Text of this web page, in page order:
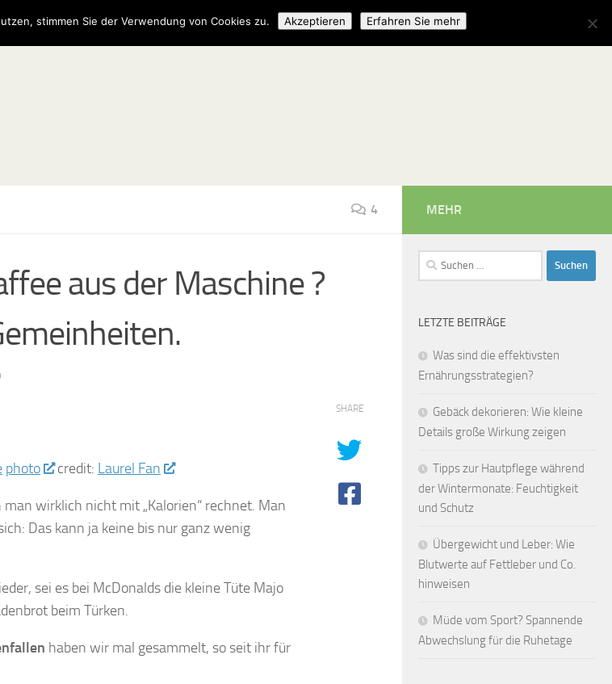
4
aus der Maschine ?
photo credit: Laurel Fan
wirklich nicht mit „Kalorien“ rechnet. Man
Das kann ja keine bis nur ganz wenig
sei es bei McDonalds die kleine Tüte Majo
beim Türken.
haben wir mal gesammelt, so seit ihr für
SHARE
MEHR
Suchen
nach:
LETZTE BEITRÄGE
Was sind die effektivsten
Ernährungsstrategien?
Gebäck dekorieren: Wie kleine
Details große Wirkung zeigen
Tipps zur Hautpflege während
der Wintermonate: Feuchtigkeit
und Schutz
Übergewicht und Leber: Wie
Blutwerte auf Fettleber und Co.
hinweisen
Müde vom Sport? Spannende
Abwechslung für die Ruhetage
stimmen Sie der Verwendung von Cookies zu. Akzeptieren Erfahren Sie mehr